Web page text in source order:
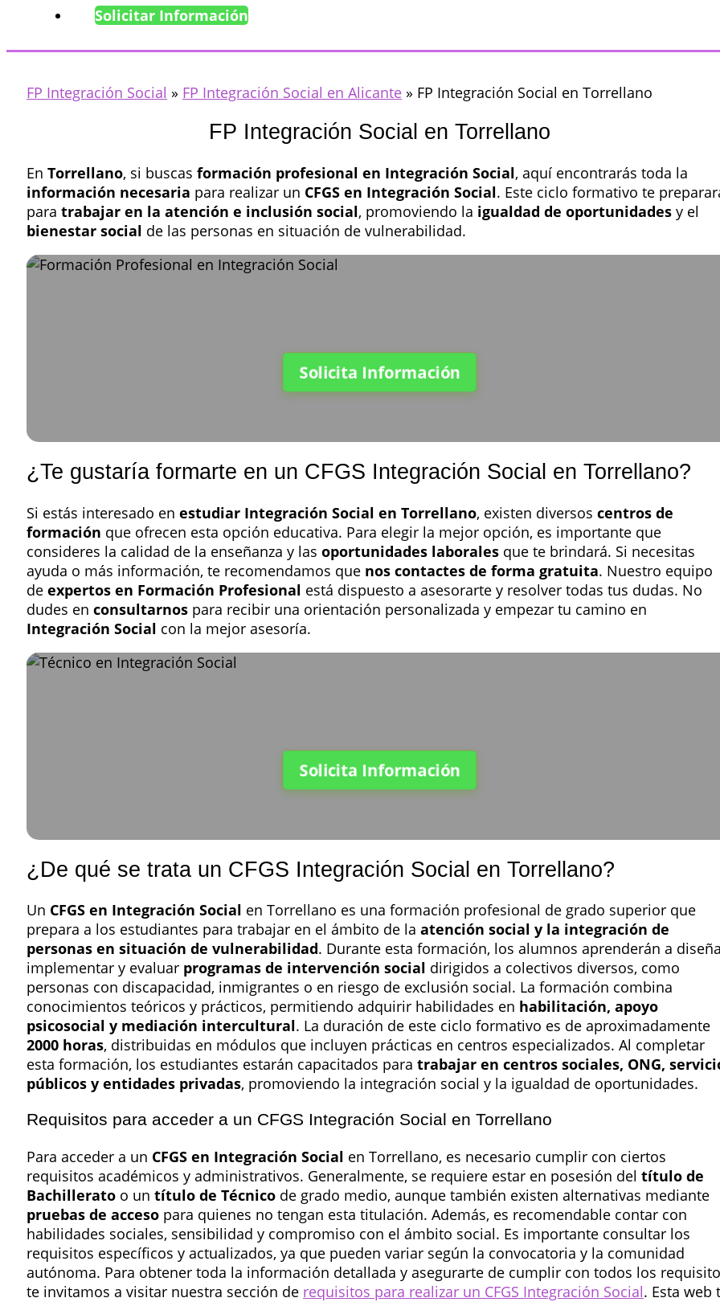
Solicitar Información
FP Integración Social » FP Integración Social en Alicante » FP Integración Social en Torrellano
FP Integración Social en Torrellano
En Torrellano, si buscas formación profesional en Integración Social, aquí encontrarás toda la
información necesaria para realizar un CFGS en Integración Social. Este ciclo formativo te
para trabajar en la atención e inclusión social, promoviendo la igualdad de oportunidades y el
bienestar social de las personas en situación de vulnerabilidad.
Solicita Información
¿Te gustaría formarte en un CFGS Integración Social en Torrellano?
Si estás interesado en estudiar Integración Social en Torrellano, existen diversos centros de
formación que ofrecen esta opción educativa. Para elegir la mejor opción, es importante que
consideres la calidad de la enseñanza y las oportunidades laborales que te brindará. Si necesitas
ayuda o más información, te recomendamos que nos contactes de forma gratuita. Nuestro equipo
de expertos en Formación Profesional está dispuesto a asesorarte y resolver todas tus dudas. No
dudes en consultarnos para recibir una orientación personalizada y empezar tu camino en
Integración Social con la mejor asesoría.
Solicita Información
¿De qué se trata un CFGS Integración Social en Torrellano?
Un CFGS en Integración Social en Torrellano es una formación profesional de grado superior que
prepara a los estudiantes para trabajar en el ámbito de la atención social y la integración de
personas en situación de vulnerabilidad. Durante esta formación, los alumnos aprenderán a
implementar y evaluar programas de intervención social dirigidos a colectivos diversos, como
personas con discapacidad, inmigrantes o en riesgo de exclusión social. La formación combina
conocimientos teóricos y prácticos, permitiendo adquirir habilidades en habilitación, apoyo
psicosocial y mediación intercultural. La duración de este ciclo formativo es de aproximadamente
2000 horas, distribuidas en módulos que incluyen prácticas en centros especializados. Al completar
esta formación, los estudiantes estarán capacitados para trabajar en centros sociales, ONG,
públicos y entidades privadas, promoviendo la integración social y la igualdad de oportunidades.
Requisitos para acceder a un CFGS Integración Social en Torrellano
Para acceder a un CFGS en Integración Social en Torrellano, es necesario cumplir con ciertos
requisitos académicos y administrativos. Generalmente, se requiere estar en posesión del título de
Bachillerato o un título de Técnico de grado medio, aunque también existen alternativas mediante
pruebas de acceso para quienes no tengan esta titulación. Además, es recomendable contar con
habilidades sociales, sensibilidad y compromiso con el ámbito social. Es importante consultar los
requisitos específicos y actualizados, ya que pueden variar según la convocatoria y la comunidad
autónoma. Para obtener toda la información detallada y asegurarte de cumplir con todos los
te invitamos a visitar nuestra sección de requisitos para realizar un CFGS Integración Social. Esta web